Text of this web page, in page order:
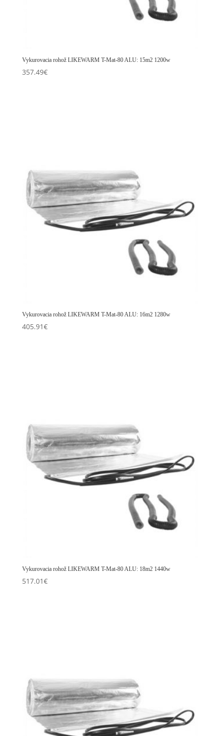
Vykurovacia rohož LIKEWARM T-Mat-80 ALU: 15m2 1200w
357.49€
Vykurovacia rohož LIKEWARM T-Mat-80 ALU: 16m2 1280w
405.91€
Vykurovacia rohož LIKEWARM T-Mat-80 ALU: 18m2 1440w
517.01€